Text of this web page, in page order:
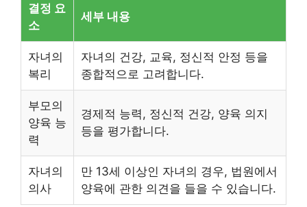
결정 요
소
세부 내용
자녀의
복리
자녀의 건강, 교육, 정신적 안정 등을
종합적으로 고려합니다.
부모의
양육 능
력
경제적 능력, 정신적 건강, 양육 의지
등을 평가합니다.
자녀의
의사
만 13세 이상인 자녀의 경우, 법원에서
양육에 관한 의견을 들을 수 있습니다.